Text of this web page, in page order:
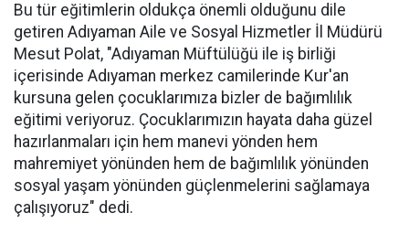
Bu tür eğitimlerin oldukça önemli olduğunu dile
getiren Adıyaman Aile ve Sosyal Hizmetler İl Müdürü
Mesut Polat, "Adıyaman Müftülüğü ile iş birliği
içerisinde Adıyaman merkez camilerinde Kur'an
kursuna gelen çocuklarımıza bizler de bağımlılık
eğitimi veriyoruz. Çocuklarımızın hayata daha güzel
hazırlanmaları için hem manevi yönden hem
mahremiyet yönünden hem de bağımlılık yönünden
sosyal yaşam yönünden güçlenmelerini sağlamaya
çalışıyoruz" dedi.